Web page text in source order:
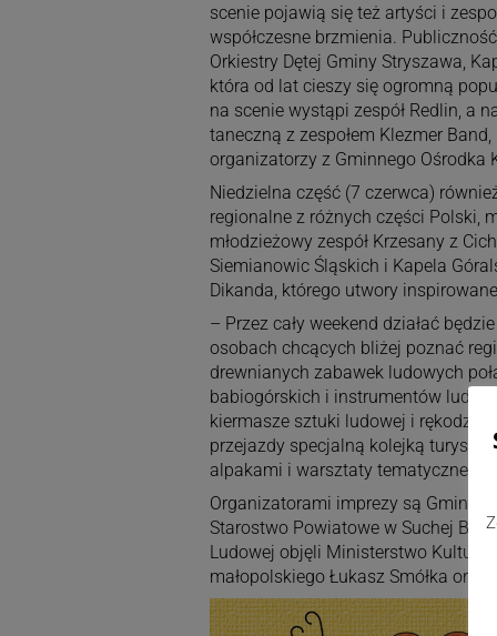
scenie pojawią się też artyści i
współczesne brzmienia.
Orkiestry Dętej Gminy Stryszawa,
która od lat cieszy się ogromną
na scenie wystąpi zespół Redlin, a
taneczną z zespołem Klezmer
organizatorzy z Gminnego Ośrodka
Niedzielna część (7 czerwca)
regionalne z różnych części Polski,
młodzieżowy zespół Krzesany z
Siemianowic Śląskich i Kapela
Dikanda, którego utwory
– Przez cały weekend działać
osobach chcących bliżej poznać
drewnianych zabawek ludowych
babiogórskich i instrumentów
kiermasze sztuki ludowej i
przejazdy specjalną kolejką
alpakami i warsztaty tematyczne –
Organizatorami imprezy są Gminny
Starostwo Powiatowe w Suchej
Ludowej objęli Ministerstwo Kultury
małopolskiego Łukasz Smółka